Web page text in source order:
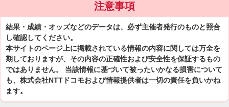
注意事項
結果・成績・オッズなどのデータは、必ず主催者発行のものと照合
し確認してください。
本サイトのページ上に掲載されている情報の内容に関しては万全を
期しておりますが、その内容の正確性および安全性を保証するもの
ではありません。 当該情報に基づいて被ったいかなる損害について
も、株式会社NTTドコモおよび情報提供者は一切の責任を負いかね
ます。